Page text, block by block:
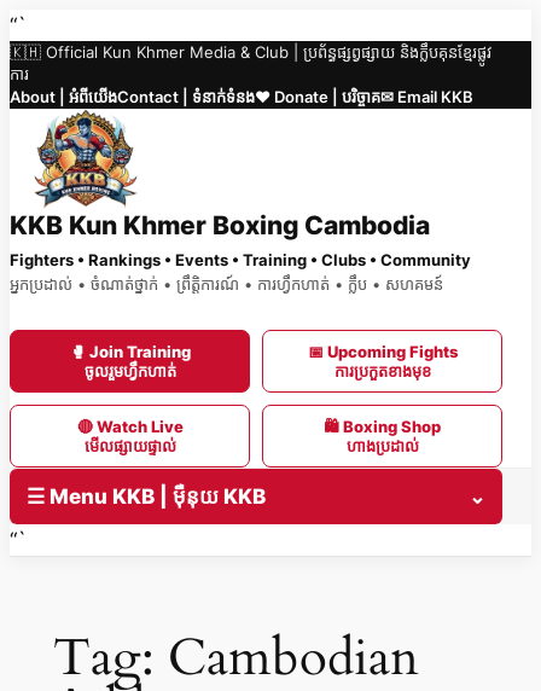
Skip
to
content
“`
🇰🇭 Official Kun Khmer Media & Club | ប្រព័ន្ធផ្សព្វផ្សាយ និងក្លឹបគុនខ្មែរផ្លូវ
ការ
About | អំពីយើងContact | ទំនាក់ទំនង❤️ Donate | បរិច្ចាគ✉ Email KKB
KKB Kun Khmer Boxing Cambodia
Fighters • Rankings • Events • Training • Clubs • Community
អ្នកប្រដាល់ • ចំណាត់ថ្នាក់ • ព្រឹត្តិការណ៍ • ការហ្វឹកហាត់ • ក្លឹប • សហគមន៍
🥊 Join Training
ចូលរួមហ្វឹកហាត់
📅 Upcoming Fights
ការប្រកួតខាងមុខ
🔴 Watch Live
មើលផ្សាយផ្ទាល់
🛍 Boxing Shop
ហាងប្រដាល់
☰ Menu KKB | ម៉ឺនុយ KKB
⌄
“`
Tag: Cambodian